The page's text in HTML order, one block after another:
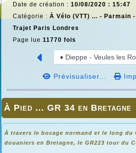
À Pied ... GR 34 en Bretagne
À travers le bocage normand et le long du
douaniers en Bretagne, le GR223 tour du
Date de création : 10/08/2020 : 15:47
Catégorie : À Vélo (VTT) ... - Parmain
Trajet Paris Londres
Page lue 11770 fois
Prévisualiser...